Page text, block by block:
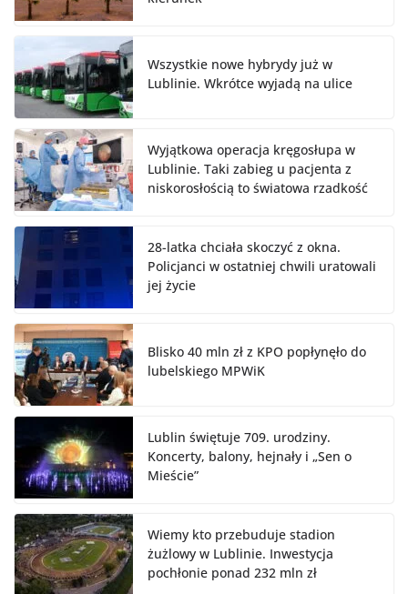
Wszystkie nowe hybrydy już w
Lublinie. Wkrótce wyjadą na ulice
Wyjątkowa operacja kręgosłupa w
Lublinie. Taki zabieg u pacjenta z
niskorosłością to światowa rzadkość
28-latka chciała skoczyć z okna.
Policjanci w ostatniej chwili uratowali
jej życie
Blisko 40 mln zł z KPO popłynęło do
lubelskiego MPWiK
Lublin świętuje 709. urodziny.
Koncerty, balony, hejnały i „Sen o
Mieście”
Wiemy kto przebuduje stadion
żużlowy w Lublinie. Inwestycja
pochłonie ponad 232 mln zł